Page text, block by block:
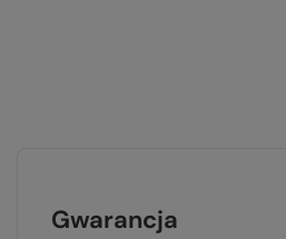
Gwarancja